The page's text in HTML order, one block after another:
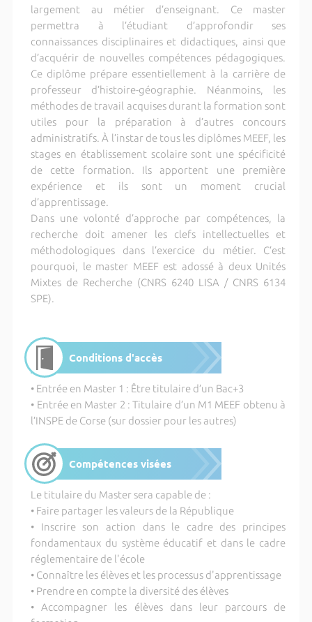
largement au métier d’enseignant. Ce master
permettra à l’étudiant d’approfondir ses
connaissances disciplinaires et didactiques, ainsi que
d’acquérir de nouvelles compétences pédagogiques.
Ce diplôme prépare essentiellement à la carrière de
professeur d’histoire-géographie. Néanmoins, les
méthodes de travail acquises durant la formation sont
utiles pour la préparation à d’autres concours
administratifs. À l’instar de tous les diplômes MEEF, les
stages en établissement scolaire sont une spécificité
de cette formation. Ils apportent une première
expérience et ils sont un moment crucial
d’apprentissage.
Dans une volonté d’approche par compétences, la
recherche doit amener les clefs intellectuelles et
méthodologiques dans l’exercice du métier. C’est
pourquoi, le master MEEF est adossé à deux Unités
Mixtes de Recherche (CNRS 6240 LISA / CNRS 6134
SPE).
Conditions d'accès
• Entrée en Master 1 : Être titulaire d’un Bac+3
• Entrée en Master 2 : Titulaire d’un M1 MEEF obtenu à
l’INSPE de Corse (sur dossier pour les autres)
Compétences visées
Le titulaire du Master sera capable de :
• Faire partager les valeurs de la République
• Inscrire son action dans le cadre des principes
fondamentaux du système éducatif et dans le cadre
réglementaire de l'école
• Connaître les élèves et les processus d'apprentissage
• Prendre en compte la diversité des élèves
• Accompagner les élèves dans leur parcours de